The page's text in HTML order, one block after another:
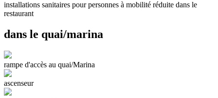
installations sanitaires pour personnes à mobilité réduite dans le
restaurant
dans le quai/marina
rampe d'accès au quai/Marina
ascenseur